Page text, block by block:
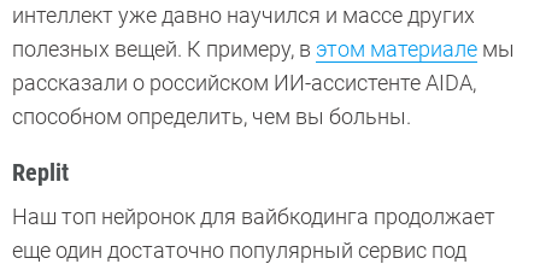
интеллект уже давно научился и массе других
полезных вещей. К примеру, в этом материале мы
рассказали о российском ИИ-ассистенте AIDA,
способном определить, чем вы больны.
Replit
Наш топ нейронок для вайбкодинга продолжает
еще один достаточно популярный сервис под